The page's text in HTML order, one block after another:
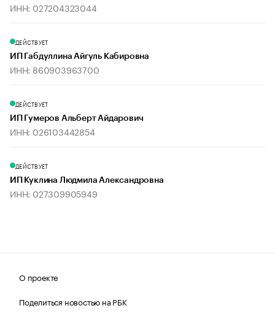
ИНН: 027204323044
ДЕЙСТВУЕТ
ИП Габдуллина Айгуль Кабировна
ИНН: 860903963700
ДЕЙСТВУЕТ
ИП Гумеров Альберт Айдарович
ИНН: 026103442854
ДЕЙСТВУЕТ
ИП Куклина Людмила Александровна
ИНН: 027309905949
О проекте
Поделиться новостью на РБК